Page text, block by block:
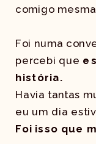
comigo
Foi numa
percebi que
história.
Havia tantas
eu um dia
Foi isso que